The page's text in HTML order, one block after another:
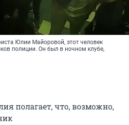
Юлии Майоровой, этот человек
полиции. Он был в ночном клубе,
полагает, что, возможно,